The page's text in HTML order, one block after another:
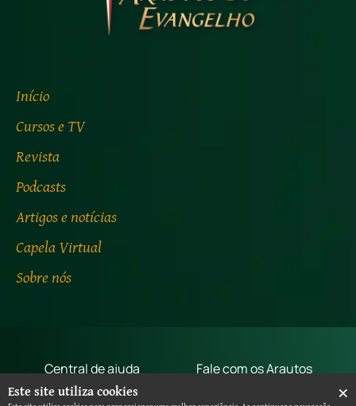
Início
Cursos e TV
Revista
Podcasts
Artigos e notícias
Capela Virtual
Sobre nós
Central de ajuda Fale com os Arautos
Termos de uso
Este site utiliza cookies ×